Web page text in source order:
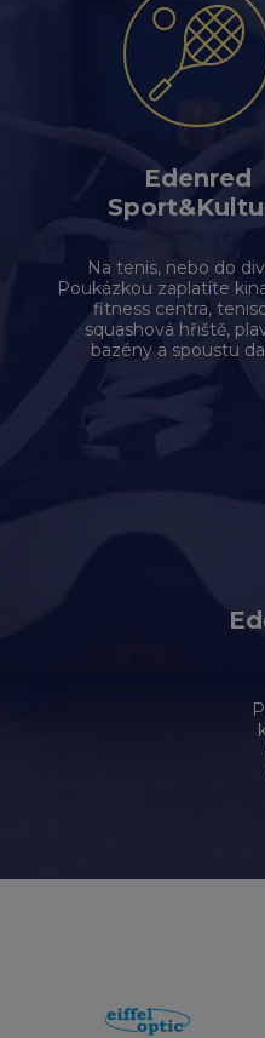
Edenred
Na tenis, nebo do
Poukázkou zaplatíte
fitness centra,
squashová hřiště,
bazény a spoustu